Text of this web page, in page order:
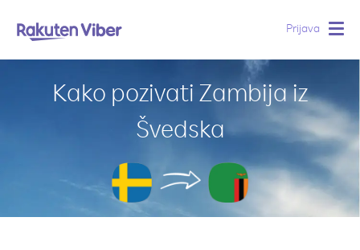
Prijava
Kako pozivati Zambija iz
Švedska